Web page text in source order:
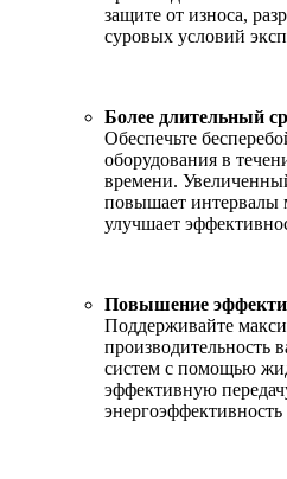
защите от износа,
суровых условий
Более длительный
Обеспечьте
оборудования в
времени.
повышает интервалы
улучшает
Повышение
Поддерживайте
производительность
систем с помощью
эффективную